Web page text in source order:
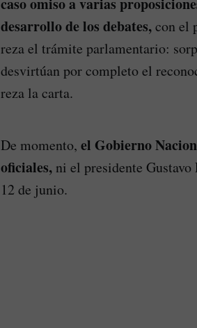
desarrollo de los debates,con el
reza el trámite parlamentario:
desvirtúan por completo el
reza la carta.
De momento, el Gobierno
oficiales, ni el presidente
12 de junio.